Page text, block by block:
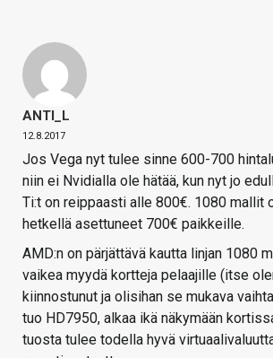
ANTI_L
12.8.2017
Jos Vega nyt tulee sinne 600-700
niin ei Nvidialla ole hätää, kun nyt jo
Ti:t on reippaasti alle 800€. 1080 mallit
hetkellä asettuneet 700€ paikkeille.
AMD:n on pärjättävä kautta linjan 1080
vaikea myydä kortteja pelaajille (itse
kiinnostunut ja olisihan se mukava
tuo HD7950, alkaa ikä näkymään
tuosta tulee todella hyvä